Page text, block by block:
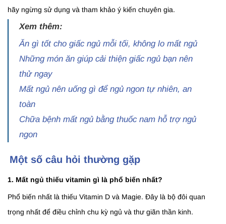
hãy ngừng sử dụng và tham khảo ý kiến chuyên gia.
Xem thêm:
Ăn gì tốt cho giấc ngủ mỗi tối, không lo mất ngủ
Những món ăn giúp cải thiện giấc ngủ bạn nên
thử ngay
Mất ngủ nên uống gì để ngủ ngon tự nhiên, an
toàn
Chữa bệnh mất ngủ bằng thuốc nam hỗ trợ ngủ
ngon
Một số câu hỏi thường gặp
1. Mất ngủ thiếu vitamin gì là phổ biến nhất?
Phổ biến nhất là thiếu Vitamin D và Magie. Đây là bộ đôi quan
trọng nhất để điều chỉnh chu kỳ ngủ và thư giãn thần kinh.